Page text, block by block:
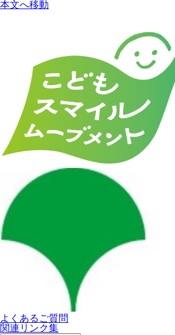
本文へ移動
よくあるご質問
関連リンク集